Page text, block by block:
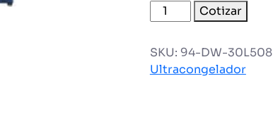
Congelador
biomédico
puerta
cantidad
Cotizar
SKU: 94-DW-30L508
Ultracongelador